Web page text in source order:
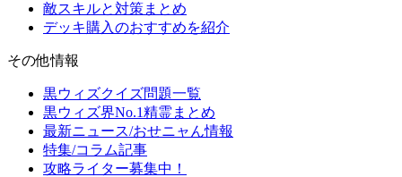
敵スキルと対策まとめ
デッキ購入のおすすめを紹介
その他情報
黒ウィズクイズ問題一覧
黒ウィズ界No.1精霊まとめ
最新ニュース/おせニャん情報
特集/コラム記事
攻略ライター募集中！